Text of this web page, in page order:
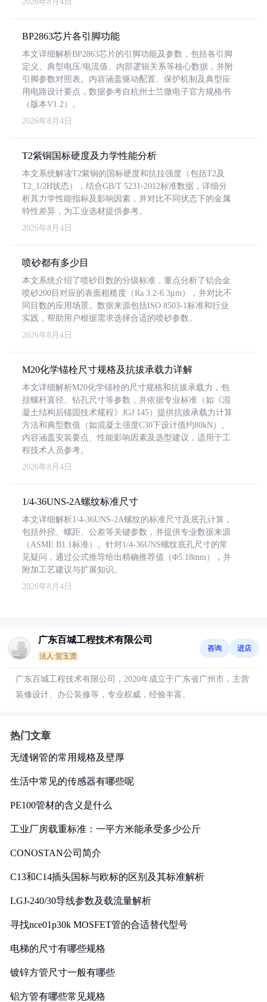
BP2863芯片各引脚功能
本文详细解析BP2863芯片的引脚功能及参数，包括各引脚
定义、典型电压/电流值、内部逻辑关系等核心数据，并附
引脚参数对照表。内容涵盖驱动配置、保护机制及典型应
用电路设计要点，数据参考自杭州士兰微电子官方规格书
（版本V1.2）。
2026年8月4日
T2紫铜国标硬度及力学性能分析
本文系统解读T2紫铜的国标硬度和抗拉强度（包括T2及
T2_1/2H状态），结合GB/T 5231-2012标准数据，详细分
析其力学性能指标及影响因素，并对比不同状态下的金属
特性差异，为工业选材提供参考。
2026年8月4日
喷砂都有多少目
本文系统介绍了喷砂目数的分级标准，重点分析了铝合金
喷砂200目对应的表面粗糙度（Ra 3.2-6.3μm），并对比不
同目数的应用场景。数据来源包括ISO 8503-1标准和行业
实践，帮助用户根据需求选择合适的喷砂参数。
2026年8月4日
M20化学锚栓尺寸规格及抗拔承载力详解
本文详细解析M20化学锚栓的尺寸规格和抗拔承载力，包
括螺杆直径、钻孔尺寸等参数，并依据专业标准（如《混
凝土结构后锚固技术规程》JGJ 145）提供抗拔承载力计算
方法和典型数值（如混凝土强度C30下设计值约80kN）。
内容涵盖安装要点、性能影响因素及选型建议，适用于工
程技术人员参考。
2026年8月4日
1/4-36UNS-2A螺纹标准尺寸
本文详细解析1/4-36UNS-2A螺纹的标准尺寸及底孔计算，
包括外径、螺距、公差等关键参数，并提供专业数据来源
（ASME B1.1标准）。针对1/4-36UNS螺纹底孔尺寸的常
见疑问，通过公式推导给出精确推荐值（Φ5.18mm），并
附加工艺建议与扩展知识。
2026年8月4日
广东百城工程技术有限公司
法人:贺玉贤
咨询 进店
广东百城工程技术有限公司，2020年成立于广东省广州市，主营
装修设计、办公装修等，专业权威，经验丰富。
热门文章
无缝钢管的常用规格及壁厚
生活中常见的传感器有哪些呢
PE100管材的含义是什么
工业厂房载重标准：一平方米能承受多少公斤
CONOSTAN公司简介
C13和C14插头国标与欧标的区别及其标准解析
LGJ-240/30导线参数及载流量解析
寻找nce01p30k MOSFET管的合适替代型号
电梯的尺寸有哪些规格
镀锌方管尺寸一般有哪些
铝方管有哪些常见规格